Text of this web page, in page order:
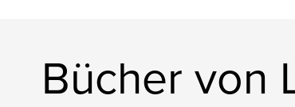
Bücher von